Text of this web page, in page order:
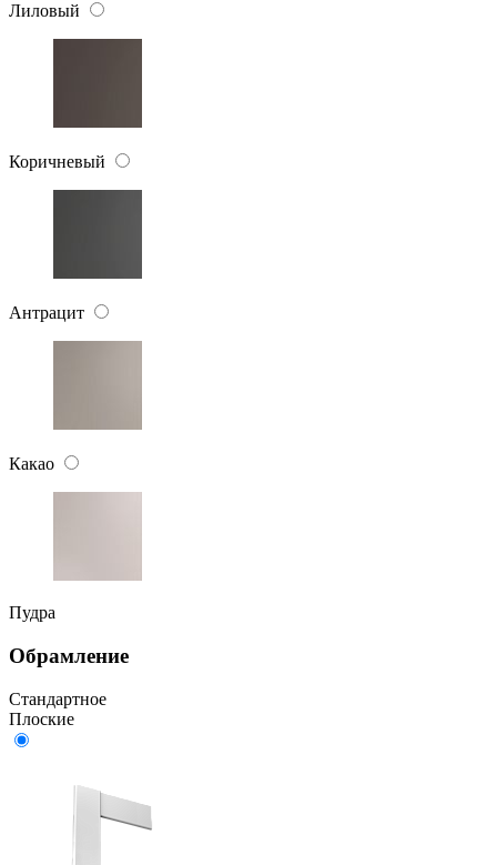
Лиловый
Коричневый
Антрацит
Какао
Пудра
Обрамление
Стандартное
Плоские